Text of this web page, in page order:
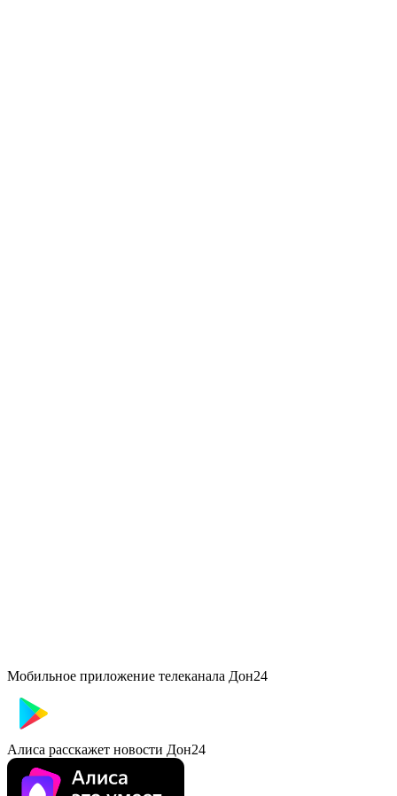
Мобильное приложение телеканала Дон24
Алиса расскажет новости Дон24